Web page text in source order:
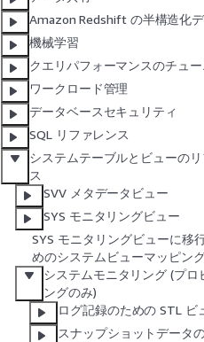
Amazon Redshift の半構造化
機械学習
クエリパフォーマンスのチュ
ワークロード管理
データベースセキュリティ
SQL リファレンス
システムテーブルとビューの
ス
SVV メタデータビュー
SYS モニタリングビュー
SYS モニタリングビューに移
めのシステムビューマッピン
システムモニタリング (プロ
ングのみ)
ログ記録のための STL ビ
スナップショットデータ